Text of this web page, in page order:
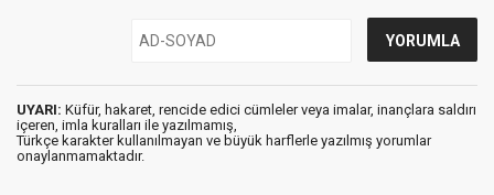
UYARI: Küfür, hakaret, rencide edici cümleler veya imalar, inançlara saldırı
içeren, imla kuralları ile yazılmamış,
Türkçe karakter kullanılmayan ve büyük harflerle yazılmış yorumlar
onaylanmamaktadır.